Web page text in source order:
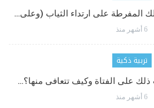
على ارتداء الثياب (وعلى…
6 أشهر منذ
تربية ذكية
على الفتاة وكيف تتعافى منها؟…
6 أشهر منذ